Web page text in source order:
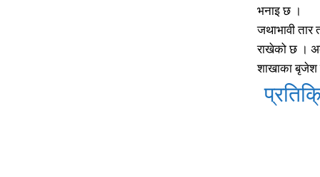
भनाइ छ ।
जथाभावी
राखेको छ ।
शाखाका बृजेश